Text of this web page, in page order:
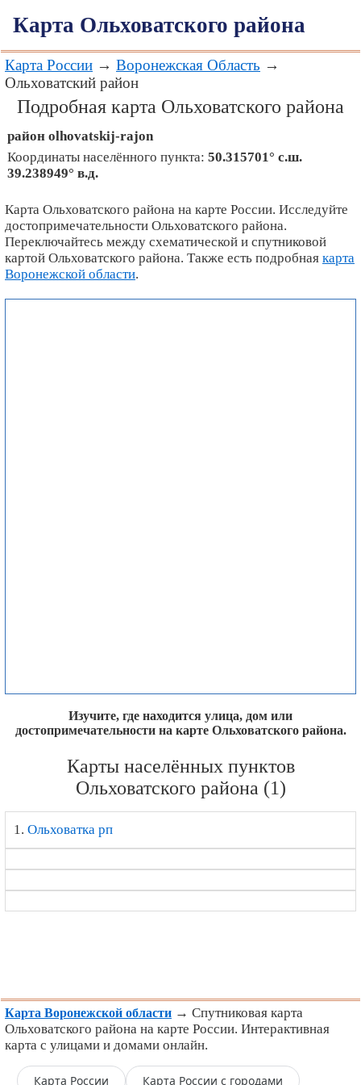
Карта Ольховатского района
Карта России → Воронежская Область →
Ольховатский район
Подробная карта Ольховатского района
район olhovatskij-rajon
Координаты населённого пункта: 50.315701° с.ш.
39.238949° в.д.
Карта Ольховатского района на карте России. Исследуйте
достопримечательности Ольховатского района.
Переключайтесь между схематической и спутниковой
картой Ольховатского района. Также есть подробная карта
Воронежской области.
Изучите, где находится улица, дом или
достопримечательности на карте Ольховатского района.
Карты населённых пунктов
Ольховатского района (1)
1. Ольховатка рп
Карта Воронежской области → Спутниковая карта
Ольховатского района на карте России. Интерактивная
карта с улицами и домами онлайн.
Карта России Карта России с городами